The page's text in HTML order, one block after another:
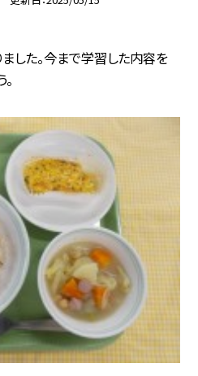
した。今まで学習した内容を